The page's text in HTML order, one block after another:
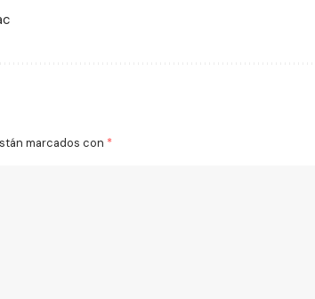
marcados con *